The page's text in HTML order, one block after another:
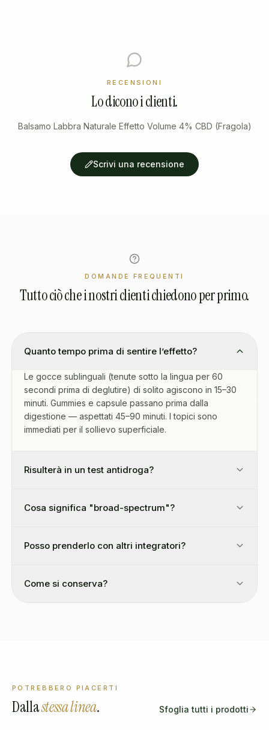
RECENSIONI
Lo dicono i clienti.
Balsamo Labbra Naturale Effetto Volume 4% CBD (Fragola)
Scrivi una recensione
DOMANDE FREQUENTI
Tutto ciò che i nostri clienti chiedono per primo.
Quanto tempo prima di sentire l’effetto?
Le gocce sublinguali (tenute sotto la lingua per 60
secondi prima di deglutire) di solito agiscono in 15–30
minuti. Gummies e capsule passano prima dalla
digestione — aspettati 45–90 minuti. I topici sono
immediati per il sollievo superficiale.
Risulterà in un test antidroga?
Cosa significa "broad-spectrum"?
Posso prenderlo con altri integratori?
Come si conserva?
POTREBBERO PIACERTI
Dallastessa linea. Sfoglia tutti i prodotti